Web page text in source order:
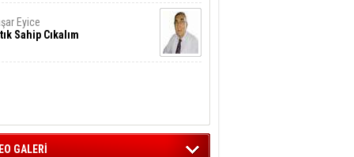
Eyice
Sahip Cıkalım
GALERİ